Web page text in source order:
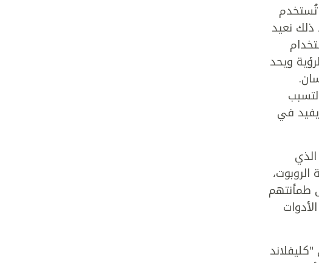
ذلك نعيد
ويحد
في
طمأنتهم
"كليفلاند